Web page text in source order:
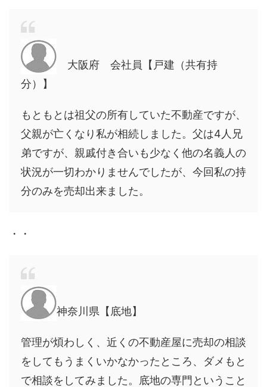
大阪府 会社員【戸建（共有持
分）】
もともとは祖父の所有していた不動産ですが、
父親が亡くなり私が相続しました。父は4人兄
弟ですが、親戚付き合いも少なく他の名義人の
状況が一切わかりませんでしたが、今回私の持
分のみを売却出来ました。
・・
神奈川県【底地】
管理が煩わしく、近くの不動産屋に売却の相談
をしてもうまくいかなかったところ、ダメもと
で相談をしてみました。底地の専門ということ